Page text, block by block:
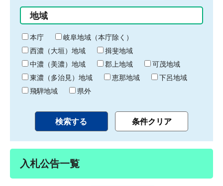
始
り
間
終
わ
り
地域
本庁
岐阜地域（本庁除く）
西濃（大垣）地域
揖斐地域
中濃（美濃）地域
郡上地域
可茂地域
東濃（多治見）地域
恵那地域
下呂地域
飛騨地域
県外
入札公告一覧